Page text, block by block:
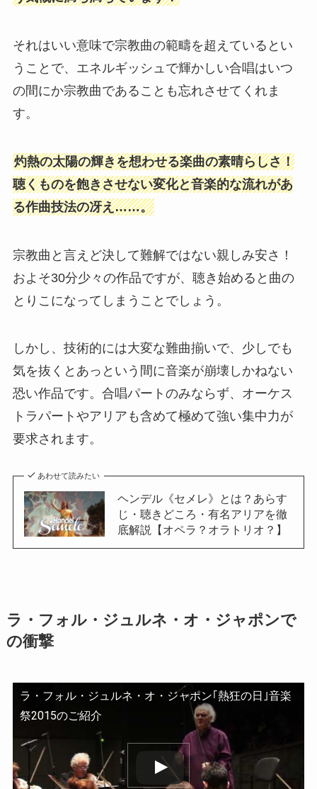
それはいい意味で宗教曲の範疇を超えているとい
うことで、エネルギッシュで輝かしい合唱はいつ
の間にか宗教曲であることも忘れさせてくれま
す。
灼熱の太陽の輝きを想わせる楽曲の素晴らしさ！
聴くものを飽きさせない変化と音楽的な流れがあ
る作曲技法の冴え……。
宗教曲と言えど決して難解ではない親しみ安さ！
およそ30分少々の作品ですが、聴き始めると曲の
とりこになってしまうことでしょう。
しかし、技術的には大変な難曲揃いで、少しでも
気を抜くとあっという間に音楽が崩壊しかねない
恐い作品です。合唱パートのみならず、オーケス
トラパートやアリアも含めて極めて強い集中力が
要求されます。
あわせて読みたい
ヘンデル《セメレ》とは？あらす
じ・聴きどころ・有名アリアを徹
底解説【オペラ？オラトリオ？】
ラ・フォル・ジュルネ・オ・ジャポンで
の衝撃
ラ・フォル・ジュルネ・オ・ジャポン｢熱狂の日｣音楽
祭2015のご紹介
この動画を YouTube で視聴